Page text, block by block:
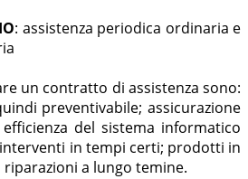
: assistenza periodica ordinaria e
un contratto di assistenza sono:
preventivabile; assicurazione
del sistema informatico
in tempi certi; prodotti in
a lungo temine.